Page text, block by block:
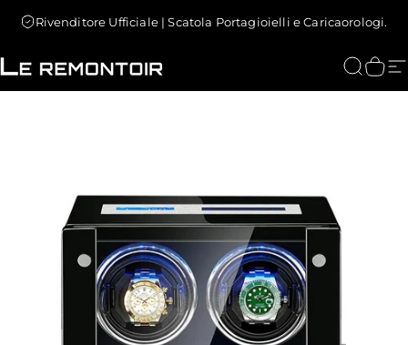
Rivenditore Ufficiale | Scatola Portagioielli e Caricaorologi.
Le Remontoir : Porta Orologi Cerca